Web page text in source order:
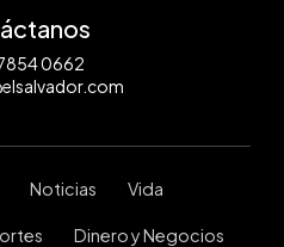
0662
Noticias Vida
Dinero y Negocios